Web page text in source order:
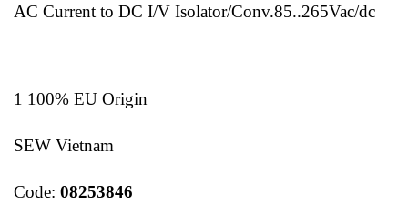
AC Current to DC I/V Isolator/Conv.85..265Vac/dc
1 100% EU Origin
SEW Vietnam
Code: 08253846